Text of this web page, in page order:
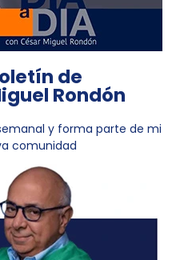
de
Rondón
y forma parte de mi
comunidad